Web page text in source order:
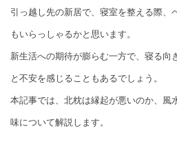
引っ越し先の新居で、寝室を整える際、
もいらっしゃるかと思います。
新生活への期待が膨らむ一方で、寝る向
と不安を感じることもあるでしょう。
本記事では、北枕は縁起が悪いのか、風
味について解説します。